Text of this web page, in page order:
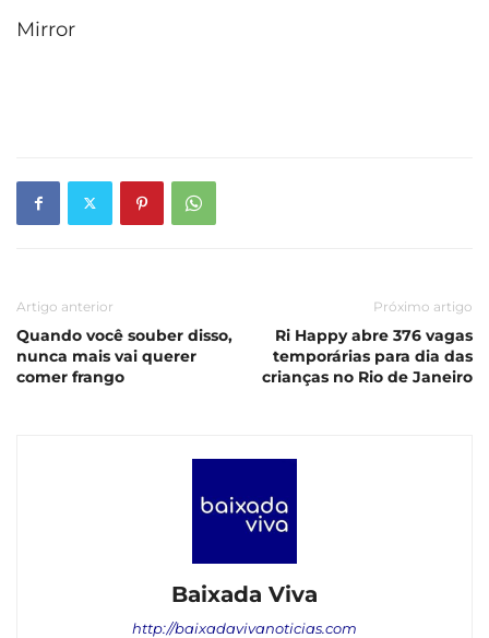
Mirror
Artigo anterior
Quando você souber disso,
nunca mais vai querer
comer frango
Próximo artigo
Ri Happy abre 376 vagas
temporárias para dia das
crianças no Rio de Janeiro
Baixada Viva
http://baixadavivanoticias.com